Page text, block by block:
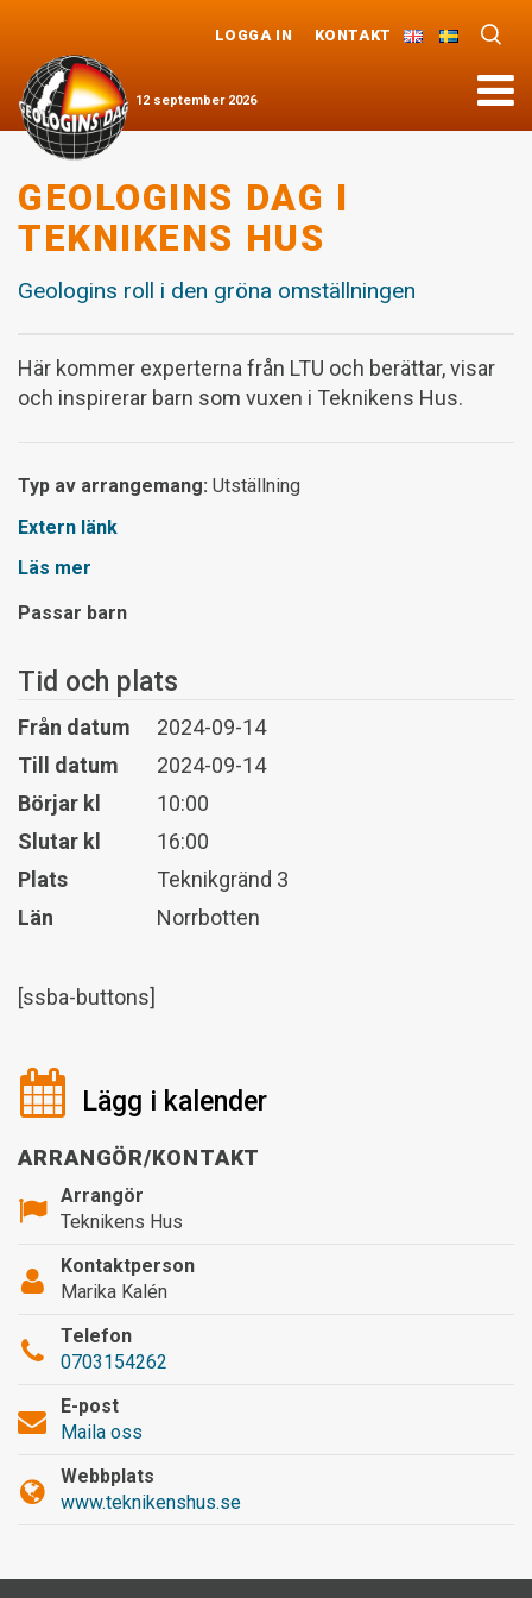
Meny
12 september 2026
LOGGA IN KONTAKT
GEOLOGINS DAG I
TEKNIKENS HUS
Geologins roll i den gröna omställningen
Här kommer experterna från LTU och berättar, visar
och inspirerar barn som vuxen i Teknikens Hus.
Typ av arrangemang: Utställning
Extern länk
Läs mer
Passar barn
Tid och plats
Från datum
2024-09-14
Till datum
2024-09-14
Börjar kl
10:00
Slutar kl
16:00
Plats
Teknikgränd 3
Län
Norrbotten
[ssba-buttons]
Lägg i kalender
ARRANGÖR/KONTAKT
Arrangör
Teknikens Hus
Kontaktperson
Marika Kalén
Telefon
0703154262
E-post
Maila oss
Webbplats
www.teknikenshus.se